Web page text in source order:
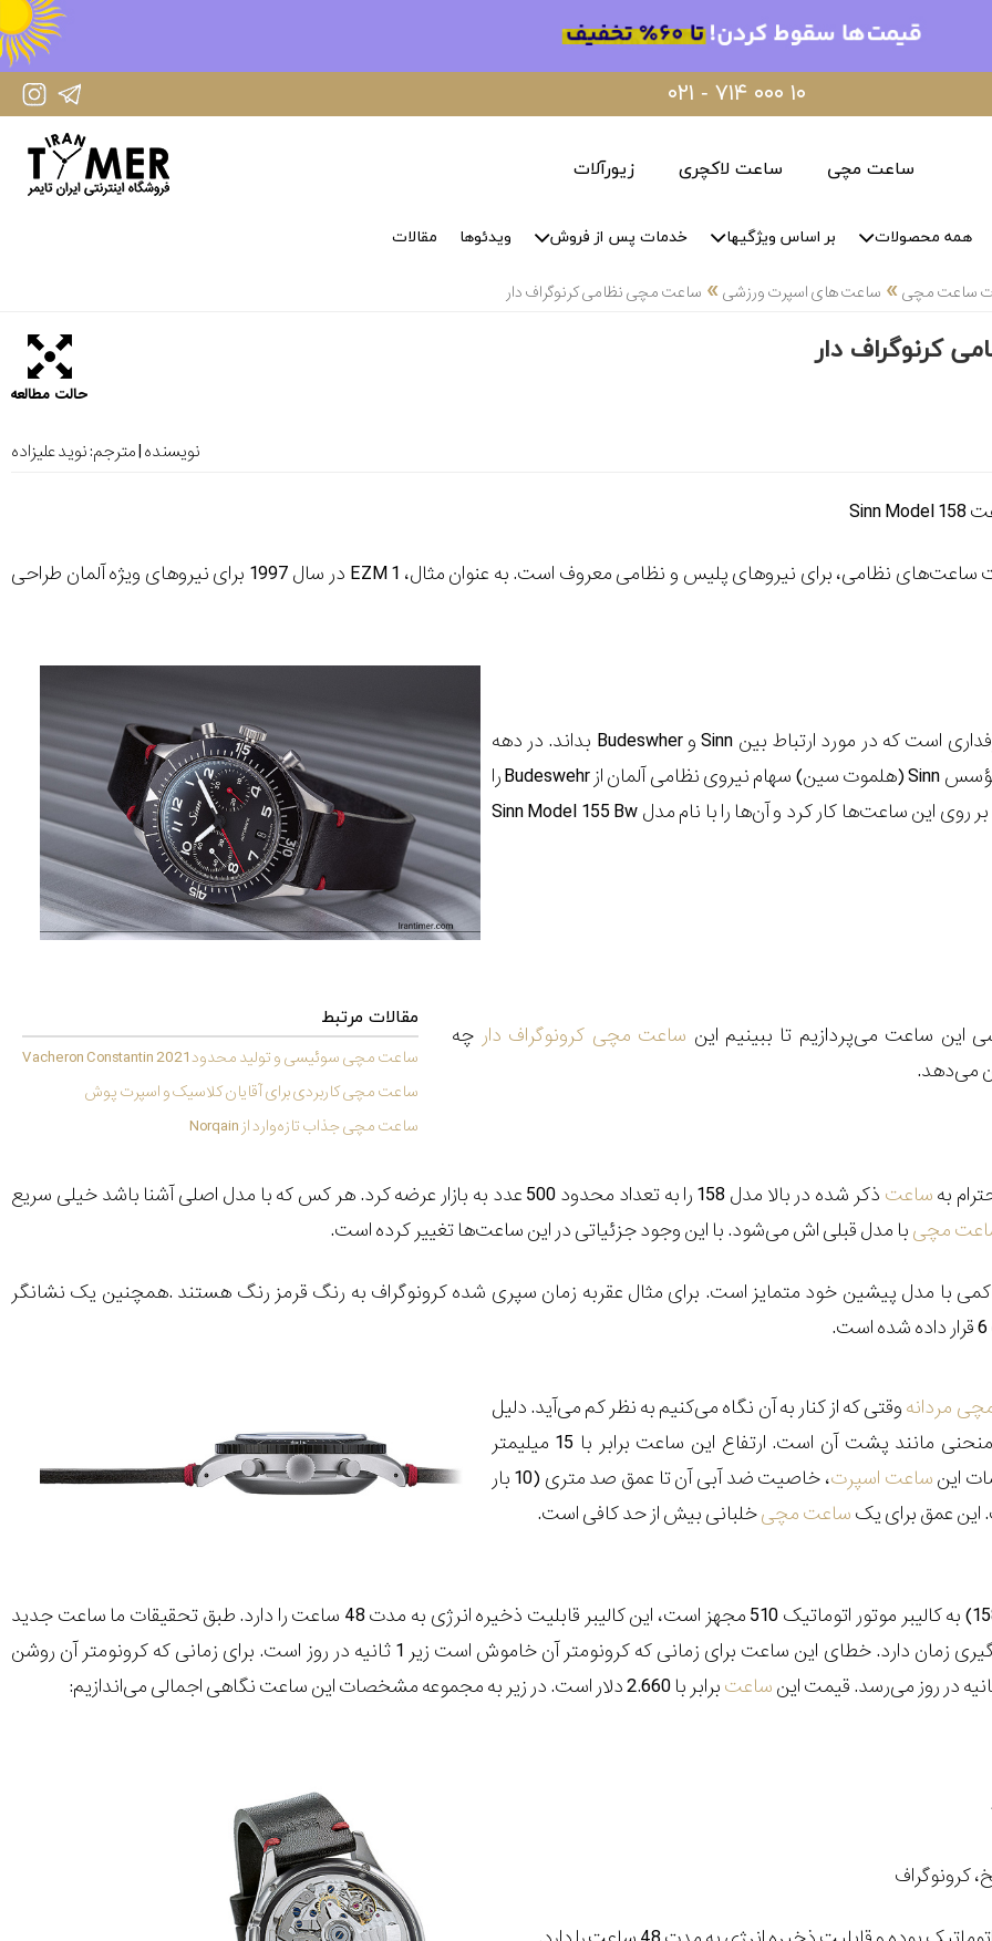
IranTimer Instagram Page ۰۲۱ - ۷۱۴ ۰۰۰ ۱۰
ساعت مچی ساعت لاکچری زیورآلات
همه محصولات بر اساس ویژگیها خدمات پس از فروش ویدئوها مقالات
ساعت مچی» ساعت های اسپرت ورزشی» ساعت مچی نظامی کرنوگراف دار
کرنوگراف دار
حالت مطالعه
نویسنده | مترجم:نوید علیزاده
Sinn Model 158
ساعتهای نظامی، برای نیروهای پلیس و نظامی معروف است. به عنوان مثال، EZM 1
در سال 1997 برای نیروهای ویژه آلمان طراحی
با این وجود کمتر طرفداری است که در مورد ارتباط بین Sinn و Budeswher بداند. در دهه
1980 و اوایل 1990، مؤسس Sinn (هلموت سین) سهام نیروی نظامی آلمان از Budeswehr را
خرید. هلموت دوباره بر روی این ساعت‌ها کار کرد و آن‌ها را با نام مدل Sinn Model 155 Bw
مقالات مرتبط
ساعت مچی سوئیسی و تولید محدود 2021 Vacheron Constantin
ساعت مچی کاربردی برای آقایان کلاسیک و اسپرت پوش
ساعت مچی جذاب تازه‌وارد از Norqain
این ساعت می‌پردازیم تا ببینیم این ساعت مچی کرونوگراف دار چه
می‌دهد.
بهساعت
ذکر شده در بالا مدل 158 را به تعداد محدود 500 عدد به بازار عرضه کرد. هر کس که با مدل اصلی آشنا باشد خیلی سریع
مچیبا مدل قبلی اش می‌شود. با این وجود جزئیاتی در این ساعت‌ها تغییر کرده است.
کمی با مدل پیشین خود متمایز است. برای مثال عقربه زمان سپری شده کرونوگراف به رنگ قرمز رنگ هستند .همچنین یک نشانگر
مردانهوقتی که از کنار به آن نگاه می‌کنیم به نظر کم می‌آید. دلیل
این موضوع طراحی منحنی مانند پشت آن است. ارتفاع این ساعت برابر با 15 میلیمتر
اینساعت اسپرت
، خاصیت ضد آبی آن تا عمق صد متری (10 بار
این عمق برای یکساعت مچیخلبانی بیش از حد کافی است.
(مدل 158) به کالیبر موتور اتوماتیک 510 مجهز است، این کالیبر قابلیت ذخیره انرژی به مدت 48 ساعت را دارد. طبق تحقیقات ما ساعت جدید
گیری زمان دارد. خطای این ساعت برای زمانی که کرونومتر آن خاموش است زیر 1 ثانیه در روز است. برای زمانی که کرونومتر آن روشن
رسد. قیمت اینساعتبرابر با 2.660 دلار است. در زیر به مجموعه مشخصات این ساعت نگاهی اجمالی می اندازیم:
کرونوگراف